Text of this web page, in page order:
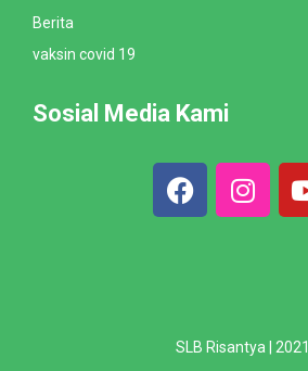
Berita
vaksin covid 19
Sosial Media Kami
SLB Risantya | 2021